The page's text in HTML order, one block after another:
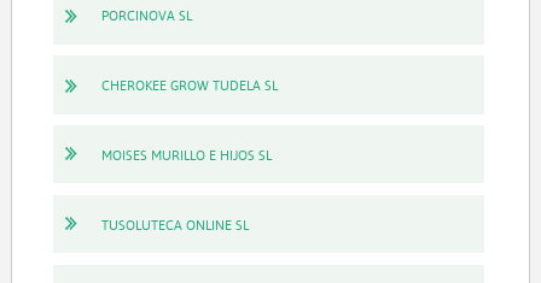
PORCINOVA SL
CHEROKEE GROW TUDELA SL
MOISES MURILLO E HIJOS SL
TUSOLUTECA ONLINE SL